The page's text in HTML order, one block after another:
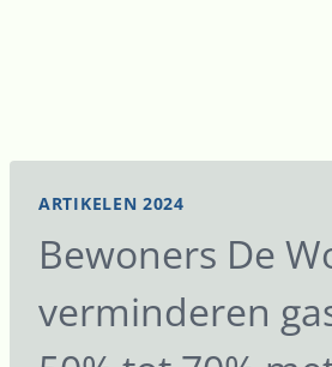
ARTIKELEN 2024
Bewoners De
verminderen